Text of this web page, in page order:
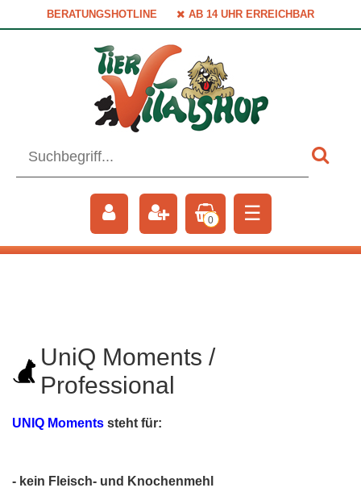
BERATUNGSHOTLINE AB 14 UHR ERREICHBAR
0 ☰
UniQ Moments /
Professional
UNIQ Moments steht für:
- kein Fleisch- und Knochenmehl